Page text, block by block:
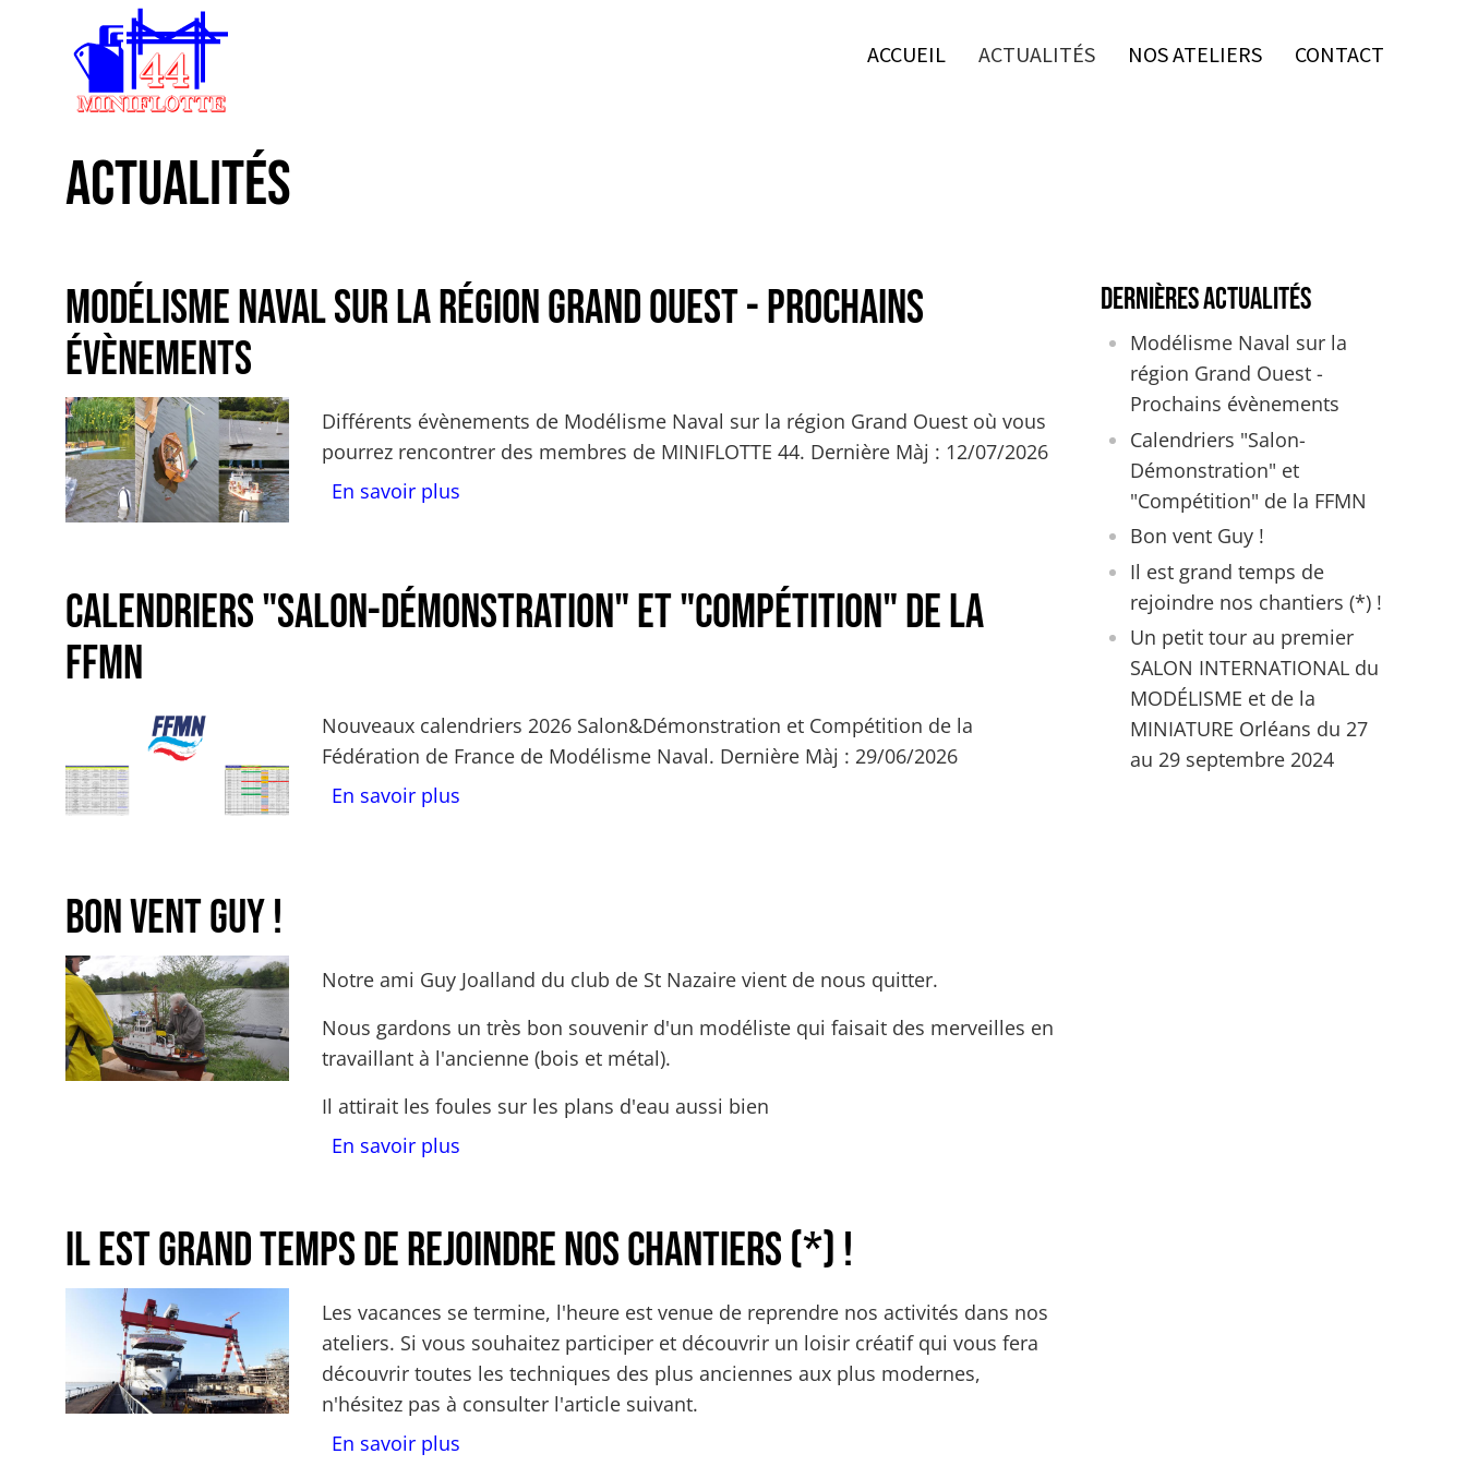
Aller au contenu principal
ACCUEIL ACTUALITÉS NOS ATELIERS CONTACT
Actualités
Modélisme Naval sur la région Grand Ouest - Prochains
évènements
Actualités Image Corps
Différents évènements de Modélisme Naval sur la région Grand Ouest où vous
pourrez rencontrer des membres de MINIFLOTTE 44. Dernière Màj : 12/07/2026
En savoir plus
Calendriers "Salon-Démonstration" et "Compétition" de la
FFMN
Actualités Image Corps
Nouveaux calendriers 2026 Salon&Démonstration et Compétition de la
Fédération de France de Modélisme Naval. Dernière Màj : 29/06/2026
En savoir plus
Bon vent Guy !
Actualités Image Corps
Notre ami Guy Joalland du club de St Nazaire vient de nous quitter.
Nous gardons un très bon souvenir d'un modéliste qui faisait des merveilles en
travaillant à l'ancienne (bois et métal).
Il attirait les foules sur les plans d'eau aussi bien
En savoir plus
Il est grand temps de rejoindre nos chantiers (*) !
Actualités Image Corps
Les vacances se termine, l'heure est venue de reprendre nos activités dans nos
ateliers. Si vous souhaitez participer et découvrir un loisir créatif qui vous fera
découvrir toutes les techniques des plus anciennes aux plus modernes,
n'hésitez pas à consulter l'article suivant.
En savoir plus
Dernières actualités
Modélisme Naval sur la
région Grand Ouest -
Prochains évènements
Calendriers "Salon-
Démonstration" et
"Compétition" de la FFMN
Bon vent Guy !
Il est grand temps de
rejoindre nos chantiers (*) !
Un petit tour au premier
SALON INTERNATIONAL du
MODÉLISME et de la
MINIATURE Orléans du 27
au 29 septembre 2024